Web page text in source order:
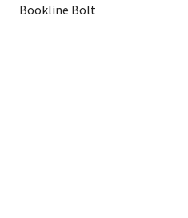
Bookline Bolt